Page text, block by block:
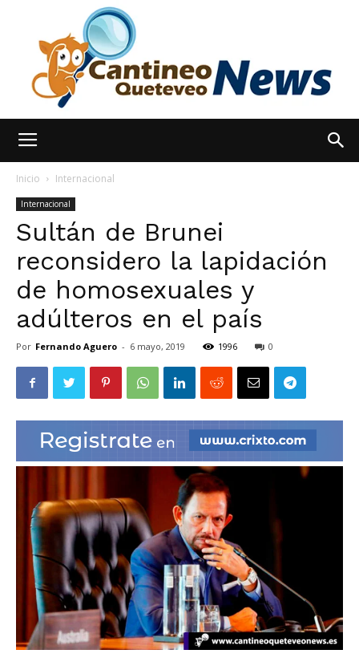
Noticias
hoy
|
Ultima
Hora
|
Inicio Internacional
Internacional
Sultán de Brunei
reconsidero la lapidación
de homosexuales y
adúlteros en el país
Por Fernando Aguero - 6 mayo, 2019 1996 0